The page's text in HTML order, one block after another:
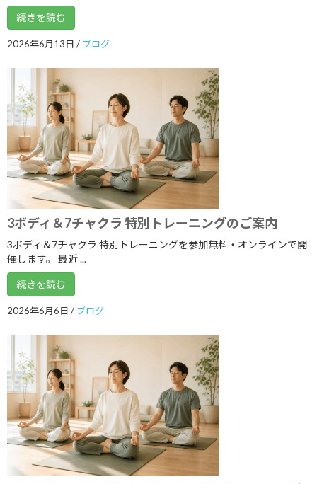
2023年4月
2023年2月
2023年1月
2022年12月
2022年11月
2022年10月
2022年9月
2022年8月
2022年7月
2022年6月
2022年5月
2022年4月
2022年3月
2022年2月
2022年1月
2021年12月
2021年11月
続きを読む
2026年6月13日 / ブログ
3ボディ＆7チャクラ 特別トレーニングのご案内
3ボディ＆7チャクラ 特別トレーニングを参加無料・オンラインで開
催します。 最近 ...
続きを読む
2026年6月6日 / ブログ